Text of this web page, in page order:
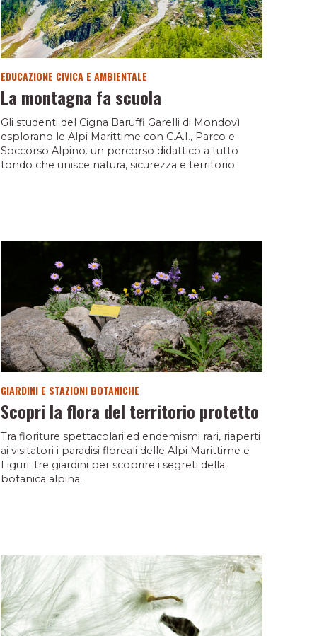
EDUCAZIONE CIVICA E AMBIENTALE
La montagna fa scuola
Gli studenti del Cigna Baruffi Garelli di Mondovì
esplorano le Alpi Marittime con C.A.I., Parco e
Soccorso Alpino. un percorso didattico a tutto
tondo che unisce natura, sicurezza e territorio.
GIARDINI E STAZIONI BOTANICHE
Scopri la flora del territorio protetto
Tra fioriture spettacolari ed endemismi rari, riaperti
ai visitatori i paradisi floreali delle Alpi Marittime e
Liguri: tre giardini per scoprire i segreti della
botanica alpina.